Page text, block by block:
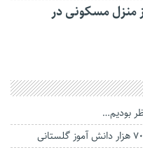
منزل مسکونی در
بودیم…